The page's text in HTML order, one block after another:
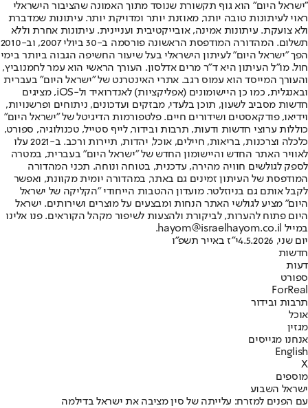
"ישראל היום" הוא גוף תקשורת שנוסד מתוך האמונה שהציבור הישראלי
ראוי לעיתונות טובה יותר, מאוזנת יותר ומדויקת יותר. עיתונות שמדברת
ולא צועקת. עיתונות אמינה, אובייקטיבית ועניינית. עיתונות אחרת וללא
תשלום. המהדורה המודפסת הראשונה פורסמה ב-30 ביולי 2007, וב-2010
הפך "ישראל היום" לעיתון הישראלי בעל שיעור החשיפה הגבוה ביותר בימי
חול. מו"ל העיתון היא ד"ר מרים אדלסון. העורך הראשי הוא עמר לחמנוביץ,
והעורך המייסד הוא עמוס רגב. אתרי האינטרנט של "ישראל היום" בעברית
ובאנגלית, כמו כן היישומונים (אפליקציות) לאנדרואיד ול-iOS, מציגים
חדשות מסביב לשעון, תוכן בלעדי, מבזקים ועדכונים, ניתוחים ופרשנויות,
וידיאו, פודקאסטים ושידורים חיים. פלטפורמות הדיגיטל של "ישראל היום"
כוללות ערוצי חדשות ודעות, תרבות ובידור, לייף סטייל, טכנולוגיה, ספורט,
כלכלה וצרכנות, בריאות, חיילים, אוכל, יהדות, תיירות ורכב. ב-2021 עלו
לאוויר האתר החדש והיישומון החדש של "ישראל היום" בעברית, במטרה
לספק לגולשים חוויה מהירה, עדכנית, בטוחה ונוחה. תכני המהדורה
המודפסת של העיתון זמינים גם באתר, במהדורה יומית מקוונת, ואפשר
לקבל אותם גם בניוזלטר. מועדון ההטבות הייחודי "הקליקה של ישראל
היום" מציע לגולשי האתר הנחות ומבצעים על מוצרים ושירותים. ישראל
היום פתוח להערות, לביקורת ולהצעות לשיפור מקהל הקוראים. פנו אלינו
במייל hayom@israelhayom.co.il.
יום שני, 4.5.2026
י"ז באייר תשפ"ו
חדשות
דעות
ספורט
ForReal
תרבות ובידור
אוכל
מגזין
אנחנו מגייסים
English
X
מוספים
ישראל השבוע
עם הפנים למזרח: עלייתה של סין מציבה את ישראל בדילמה